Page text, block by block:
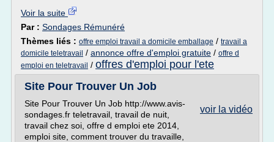
Voir la suite
Par : Sondages Rémunéré
Thèmes liés : offre emploi travail a domicile emballage / travail a
domicile teletravail / annonce offre d'emploi gratuite / offre d
emploi en teletravail / offres d'emploi pour l'ete
Site Pour Trouver Un Job
voir la vidéo
Site Pour Trouver Un Job http://www.avis-
sondages.fr teletravail, travail de nuit,
travail chez soi, offre d emploi ete 2014,
emploi site, comment trouver du travaille,